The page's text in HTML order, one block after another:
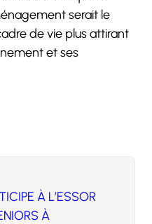
serait le
de vie plus attirant
et ses
À L’ESSOR
À